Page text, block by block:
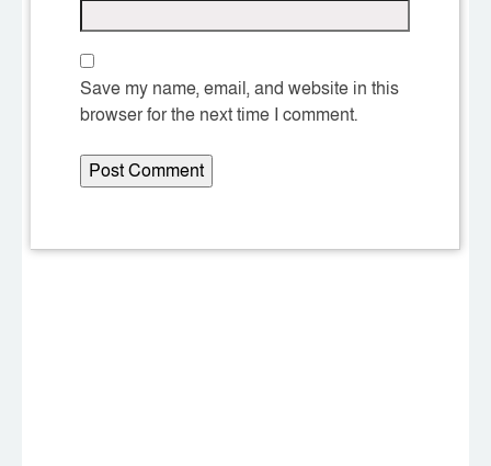
Save my name, email, and website in this
browser for the next time I comment.